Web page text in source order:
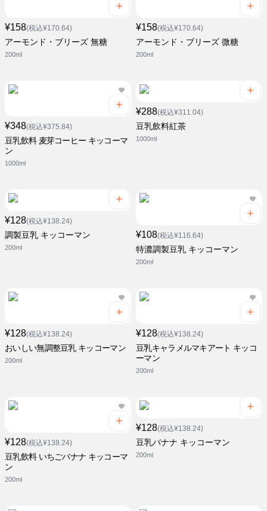
¥158(税込¥170.64)
アーモンド・ブリーズ 無糖
200ml
¥158(税込¥170.64)
アーモンド・ブリーズ 微糖
200ml
¥348(税込¥375.84)
豆乳飲料 麦芽コーヒー キッコーマ
ン
1000ml
¥288(税込¥311.04)
豆乳飲料紅茶
1000ml
¥128(税込¥138.24)
調製豆乳 キッコーマン
200ml
¥108(税込¥116.64)
特濃調製豆乳 キッコーマン
200ml
¥128(税込¥138.24)
おいしい無調整豆乳 キッコーマン
200ml
¥128(税込¥138.24)
豆乳キャラメルマキアート キッコ
ーマン
200ml
¥128(税込¥138.24)
豆乳飲料 いちごバナナ キッコーマ
ン
200ml
¥128(税込¥138.24)
豆乳バナナ キッコーマン
200ml